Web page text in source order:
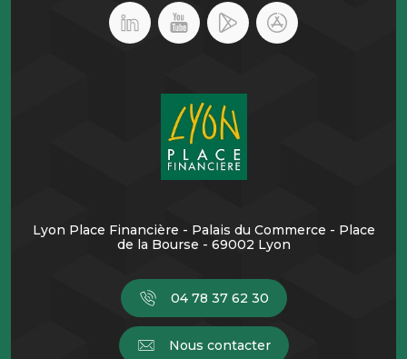
Lyon Place Financière - Palais du Commerce - Place
de la Bourse - 69002 Lyon
04 78 37 62 30
Nous contacter